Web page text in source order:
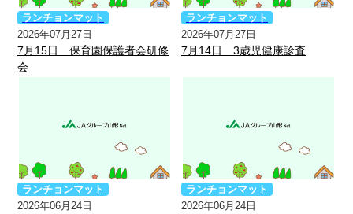
ランチョンマット
2026年07月27日
7月15日 保育園保護者会研修
会
ランチョンマット
2026年07月27日
7月14日 3歳児健康診査
ランチョンマット
2026年06月24日
ランチョンマット
2026年06月24日